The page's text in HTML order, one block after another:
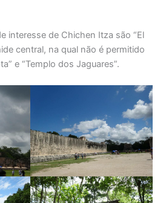
interesse de Chichen Itza são “El
central, na qual não é permitido
e “Templo dos Jaguares”.